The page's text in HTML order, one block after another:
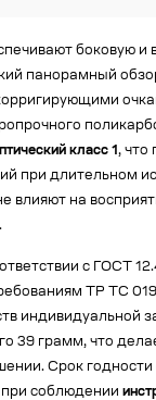
боковую и
панорамный
класс 1, что
при длительном
влияют на
с ГОСТ
ТР ТС
индивидуальной
39 грамм, что
Срок годности
при соблюдении